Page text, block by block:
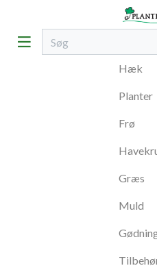
Hæk
Planter
Frø
Græs
Muld